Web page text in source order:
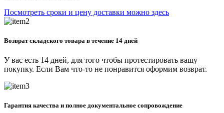
Посмотреть сроки и цену доставки можно здесь
Возврат складского товара в течение 14 дней
У вас есть 14 дней, для того чтобы протестировать вашу
покупку. Если Вам что-то не понравится оформим возврат.
Гарантия качества и полное документальное сопровождение